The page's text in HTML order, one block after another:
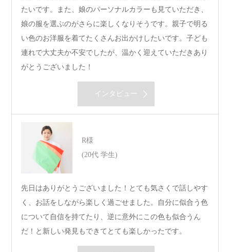
たいです。また、娘のパーソナルカラーも見ていただき、
娘の服を選ぶのがさらに楽しくなりそうです。親子で明る
い色のお洋服を着てたくさんお出かけしたいです。子ども
連れで大丈夫か不安でしたが、温かく迎えていただきあり
がとうございました！
インタビュー
R様
(20代 学生)
先日はありがとうございました！とても気さくで話しやす
く、お話をしながら楽しく過ごせました。自分に似合う色
について自信を持てたり、逆に意外にこの色も似合うん
だ！と新しい発見もできてとても楽しかったです。